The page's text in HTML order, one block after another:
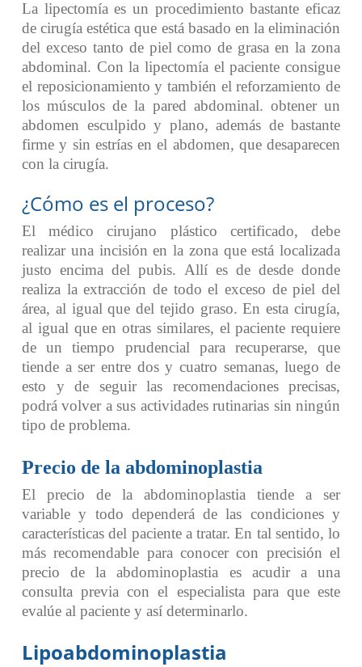
La lipectomía es un procedimiento bastante eficaz
de cirugía estética que está basado en la eliminación
del exceso tanto de piel como de grasa en la zona
abdominal. Con la lipectomía el paciente consigue
el reposicionamiento y también el reforzamiento de
los músculos de la pared abdominal. obtener un
abdomen esculpido y plano, además de bastante
firme y sin estrías en el abdomen, que desaparecen
con la cirugía.
¿Cómo es el proceso?
El médico cirujano plástico certificado, debe
realizar una incisión en la zona que está localizada
justo encima del pubis. Allí es de desde donde
realiza la extracción de todo el exceso de piel del
área, al igual que del tejido graso. En esta cirugía,
al igual que en otras similares, el paciente requiere
de un tiempo prudencial para recuperarse, que
tiende a ser entre dos y cuatro semanas, luego de
esto y de seguir las recomendaciones precisas,
podrá volver a sus actividades rutinarias sin ningún
tipo de problema.
Precio de la abdominoplastia
El precio de la abdominoplastia tiende a ser
variable y todo dependerá de las condiciones y
características del paciente a tratar. En tal sentido, lo
más recomendable para conocer con precisión el
precio de la abdominoplastia es acudir a una
consulta previa con el especialista para que este
evalúe al paciente y así determinarlo.
Lipoabdominoplastia